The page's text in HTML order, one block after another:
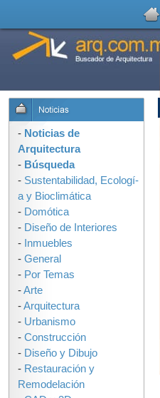
- Noticias de
Arquitectura
- Búsqueda
- Sustentabilidad, Ecologí­
a y Bioclimática
- Domótica
- Diseño de Interiores
- Inmuebles
- General
- Por Temas
-Arte
-Arquitectura
- Urbanismo
- Construcción
- Diseño y Dibujo
- Restauración y
Remodelación